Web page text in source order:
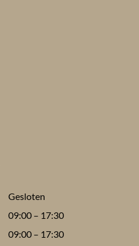
Gesloten
09:00 – 17:30
09:00 – 17:30